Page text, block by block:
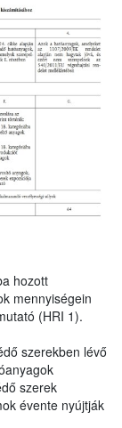
hozott
mennyiségein
(HRI 1).
szerekben lévő
szerek
évente nyújtják